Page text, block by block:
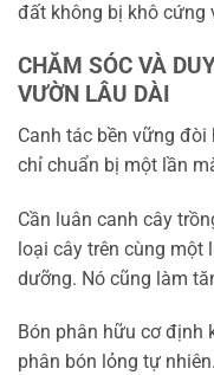
đất không bị khô cứng
CHĂM SÓC VÀ
VƯỜN LÂU DÀI
Canh tác bền vững
chỉ chuẩn bị một lần
Cần luân canh cây
loại cây trên cùng một
dưỡng. Nó cũng làm
Bón phân hữu cơ định
phân bón lỏng tự